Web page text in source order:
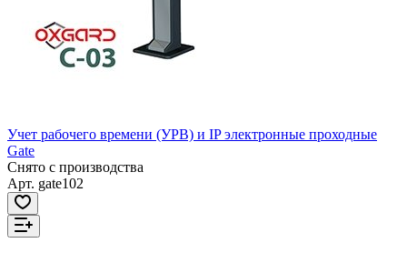
Учет рабочего времени (УРВ) и IP электронные проходные
Gate
Снято с производства
Арт. gate102